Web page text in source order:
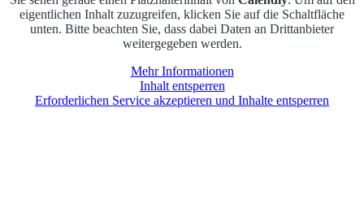
eigentlichen Inhalt zuzugreifen, klicken Sie auf die Schaltfläche
unten. Bitte beachten Sie, dass dabei Daten an Drittanbieter
weitergegeben werden.
Mehr Informationen
Inhalt entsperren
Erforderlichen Service akzeptieren und Inhalte entsperren